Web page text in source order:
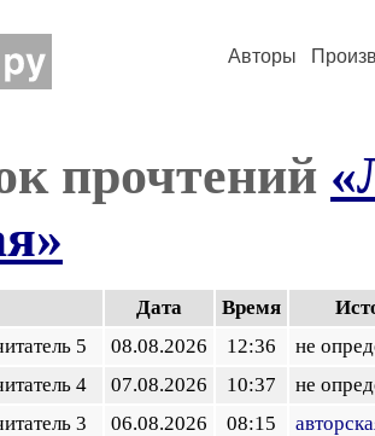
Авторы
прочтений
Дата Время
5
08.08.2026 12:36
не
4
07.08.2026 10:37
не
3
06.08.2026 08:15